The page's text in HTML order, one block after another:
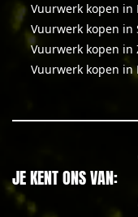
Vuurwerk kopen in
Vuurwerk kopen in
Vuurwerk kopen in
Vuurwerk kopen in
JE KENT ONS VAN: